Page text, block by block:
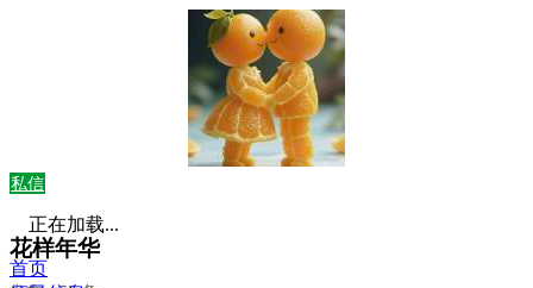
私信
花样年华
正在加载...
首页